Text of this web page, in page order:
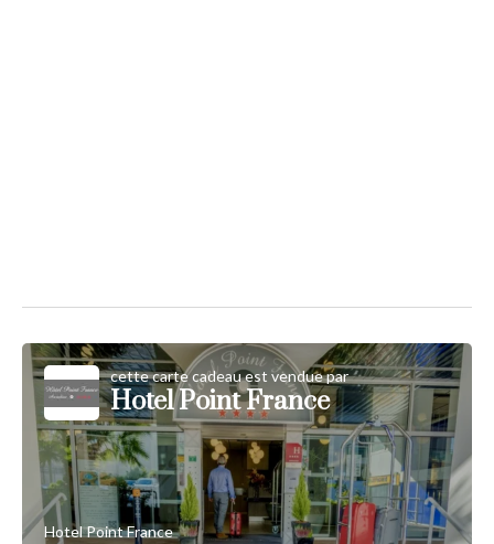
cette carte cadeau est vendue par
Hotel Point France
Hotel Point France